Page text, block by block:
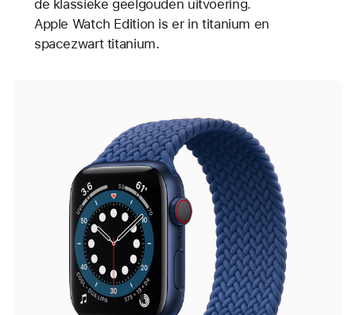
de klassieke geelgouden uitvoering.
Apple Watch Edition is er in titanium en
spacezwart titanium.